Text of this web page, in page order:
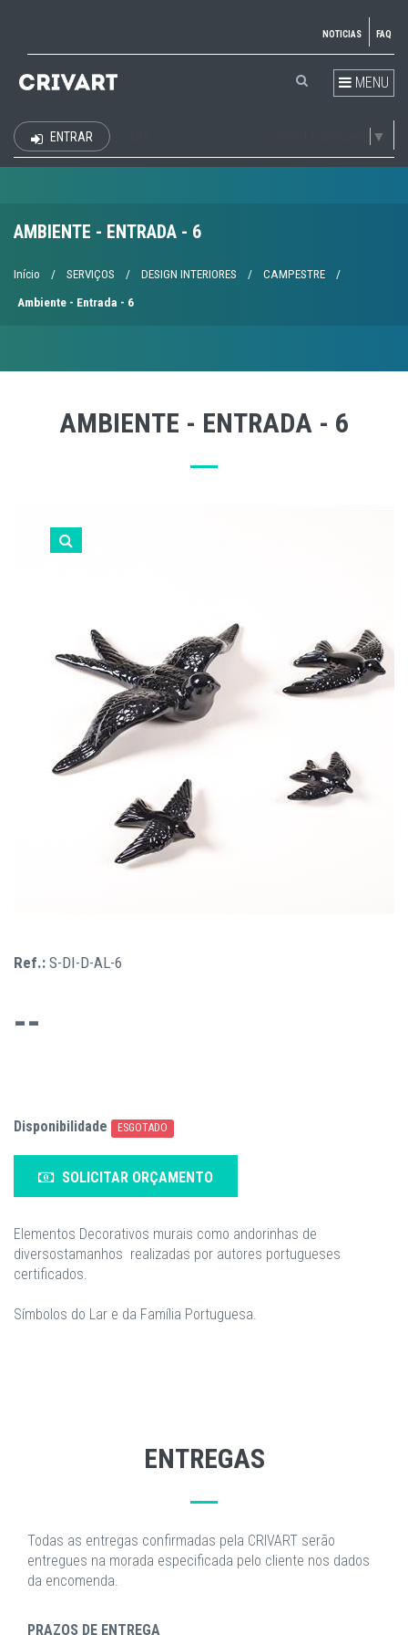
NOTICIAS FAQ
MENU
▼
ENTRAR
AMBIENTE - ENTRADA - 6
Início / SERVIÇOS / DESIGN INTERIORES / CAMPESTRE /
Ambiente - Entrada - 6
AMBIENTE - ENTRADA - 6
Ref.: S-DI-D-AL-6
--
Disponibilidade ESGOTADO
SOLICITAR ORÇAMENTO
Elementos Decorativos murais como andorinhas de
diversostamanhos realizadas por autores portugueses
certificados.
Símbolos do Lar e da Família Portuguesa.
ENTREGAS
Todas as entregas confirmadas pela CRIVART serão
entregues na morada especificada pelo cliente nos dados
da encomenda.
PRAZOS DE ENTREGA